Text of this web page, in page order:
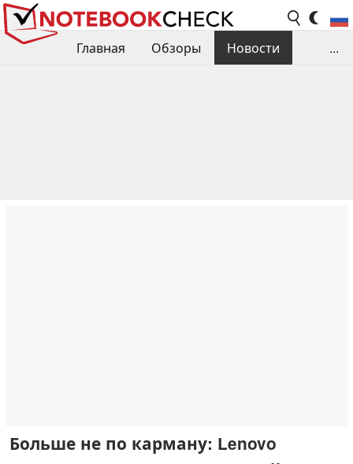
Главная Обзоры
Новости
...
Больше не по карману: Lenovo